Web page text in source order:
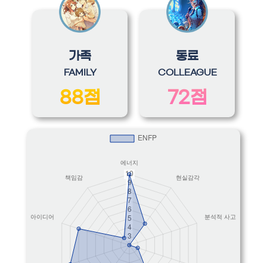
가족
FAMILY
88점
동료
COLLEAGUE
72점